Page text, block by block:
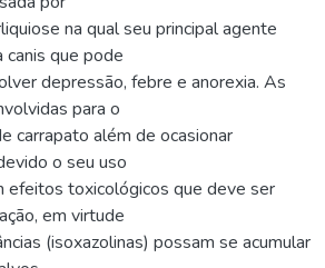
na qual seu principal agente
canis que pode
depressão, febre e anorexia. As
para o
carrapato além de ocasionar
o seu uso
efeitos toxicológicos que deve ser
em virtude
(isoxazolinas) possam se acumular